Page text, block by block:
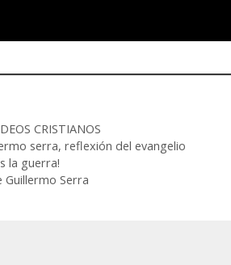
CRISTIANOS
serra,reflexión del evangelio
la guerra!
Guillermo Serra